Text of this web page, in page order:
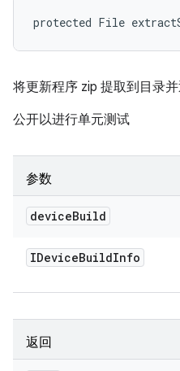
protected File
将更新程序 zip 提取到目录
公开以进行单元测试
参数
deviceBuild
IDeviceBuildInfo
返回